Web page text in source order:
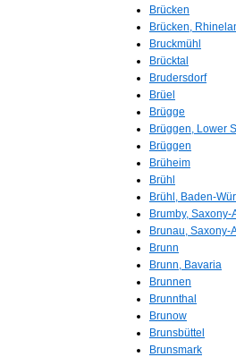
Brücken
Brücken,
Bruckmühl
Brücktal
Brudersdorf
Brüel
Brügge
Brüggen, Lower
Brüggen
Brüheim
Brühl
Brühl, Baden-
Brumby, Saxony-
Brunau, Saxony-
Brunn
Brunn, Bavaria
Brunnen
Brunnthal
Brunow
Brunsbüttel
Brunsmark